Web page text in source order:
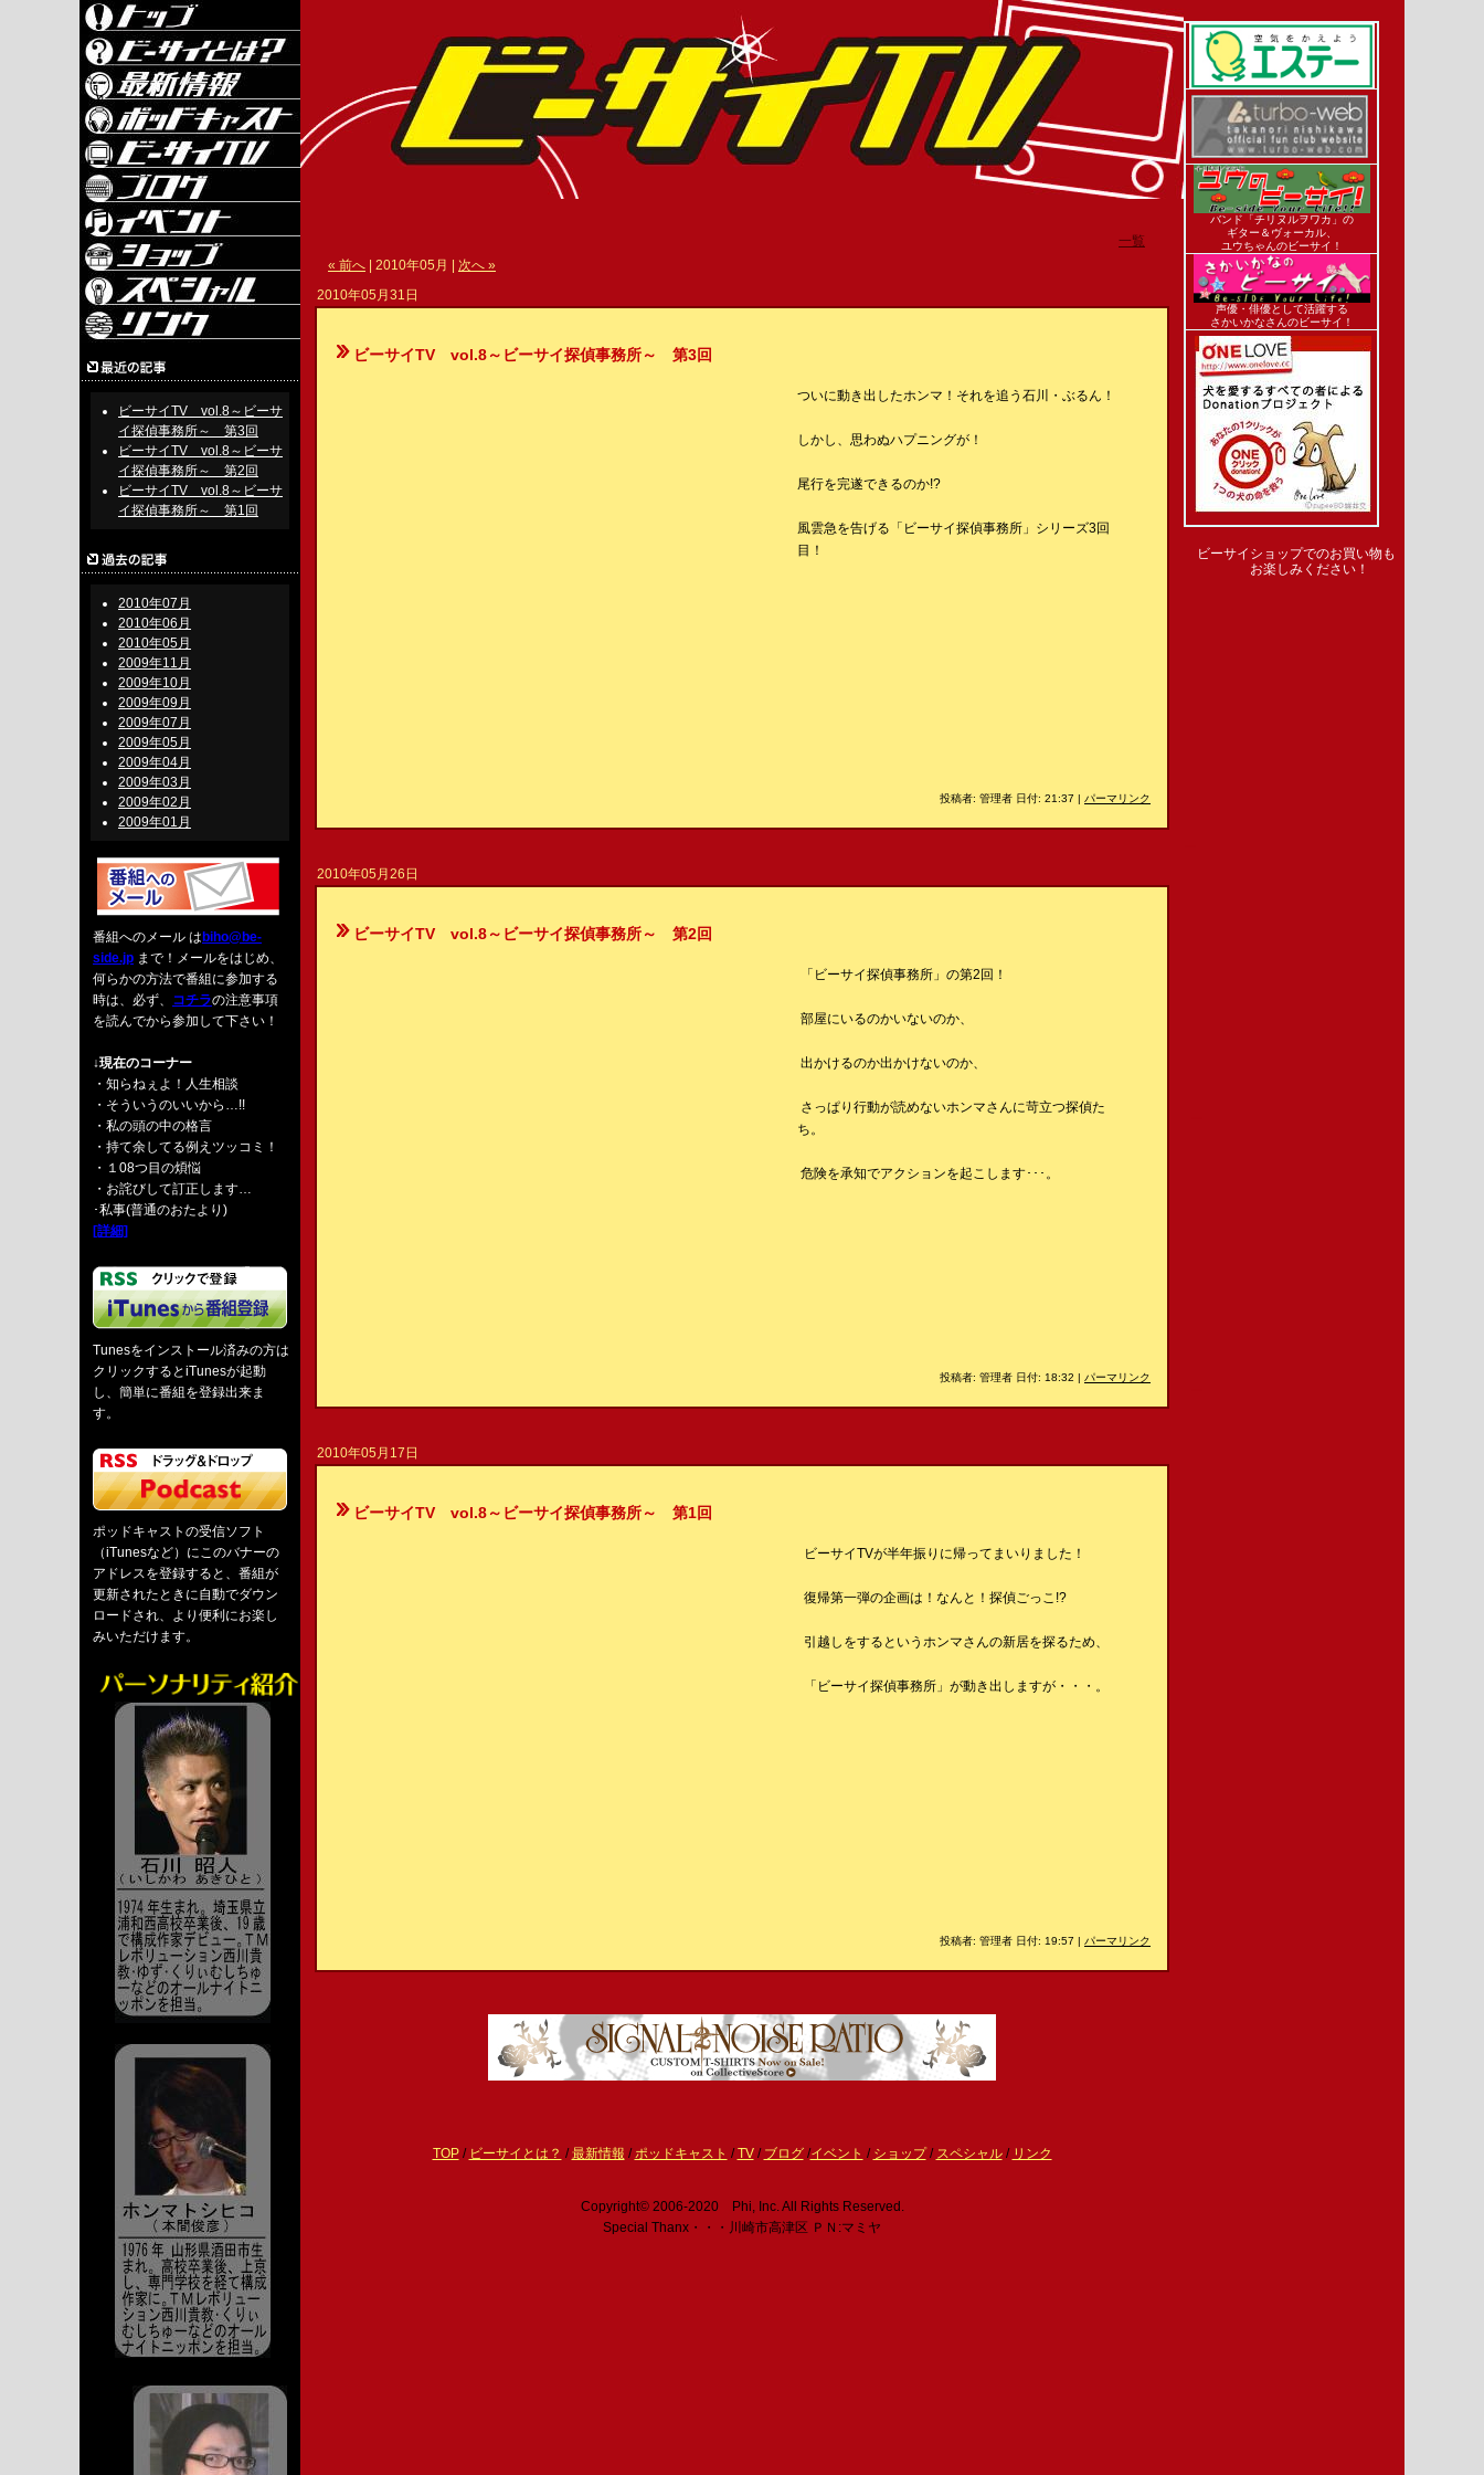
ビーサイTV vol.8～ビーサ
イ探偵事務所～ 第3回
ビーサイTV vol.8～ビーサ
イ探偵事務所～ 第2回
ビーサイTV vol.8～ビーサ
イ探偵事務所～ 第1回
2010年07月
2010年06月
2010年05月
2009年11月
2009年10月
2009年09月
2009年07月
2009年05月
2009年04月
2009年03月
2009年02月
2009年01月
番組へのメール は biho@be-
side.jp まで！メールをはじめ、
何らかの方法で番組に参加する
時は、必ず、 コチラの注意事項
を読んでから参加して下さい！
↓現在のコーナー
・知らねぇよ！人生相談
・そういうのいいから…!!
・私の頭の中の格言
・持て余してる例えツッコミ！
・１08つ目の煩悩
・お詫びして訂正します…
･私事(普通のおたより)
[詳細]
Tunesをインストール済みの方は
クリックするとiTunesが起動
し、簡単に番組を登録出来ま
す。
ポッドキャストの受信ソフト
（iTunesなど）にこのバナーの
アドレスを登録すると、番組が
更新されたときに自動でダウン
ロードされ、より便利にお楽し
みいただけます。
一覧
« 前へ | 2010年05月 | 次へ »
2010年05月31日
ビーサイTV vol.8～ビーサイ探偵事務所～ 第3回
ついに動き出したホンマ！それを追う石川・ぶるん！
しかし、思わぬハプニングが！
尾行を完遂できるのか!?
風雲急を告げる「ビーサイ探偵事務所」シリーズ3回
目！
投稿者: 管理者 日付: 21:37 | パーマリンク
2010年05月26日
ビーサイTV vol.8～ビーサイ探偵事務所～ 第2回
「ビーサイ探偵事務所」の第2回！
部屋にいるのかいないのか、
出かけるのか出かけないのか、
さっぱり行動が読めないホンマさんに苛立つ探偵た
ち。
危険を承知でアクションを起こします･･･。
投稿者: 管理者 日付: 18:32 | パーマリンク
2010年05月17日
ビーサイTV vol.8～ビーサイ探偵事務所～ 第1回
ビーサイTVが半年振りに帰ってまいりました！
復帰第一弾の企画は！なんと！探偵ごっこ!?
引越しをするというホンマさんの新居を探るため、
「ビーサイ探偵事務所」が動き出しますが・・・。
投稿者: 管理者 日付: 19:57 | パーマリンク
TOP/ ビーサイとは？ /最新情報 /ポッドキャスト /TV/ ブログ/イベント / ショップ/ スペシャル/ リンク
Copyright© 2006-2020 Phi, Inc. All Rights Reserved.
Special Thanx・・・川崎市高津区 ＰＮ:マミヤ
バンド「チリヌルヲワカ」の
ギター＆ヴォーカル、
ユウちゃんのビーサイ！
声優・俳優として活躍する
さかいかなさんのビーサイ！
ビーサイショップでのお買い物も
お楽しみください！